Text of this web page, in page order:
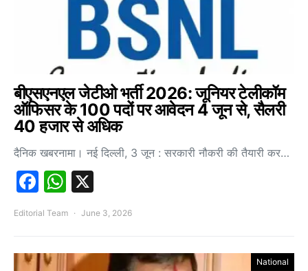
बीएसएनएल जेटीओ भर्ती 2026: जूनियर टेलीकॉम
ऑफिसर के 100 पदों पर आवेदन 4 जून से, सैलरी
40 हजार से अधिक
दैनिक खबरनामा। नई दिल्ली, 3 जून : सरकारी नौकरी की तैयारी कर…
Facebook
WhatsApp
Editorial Team June 3, 2026
National